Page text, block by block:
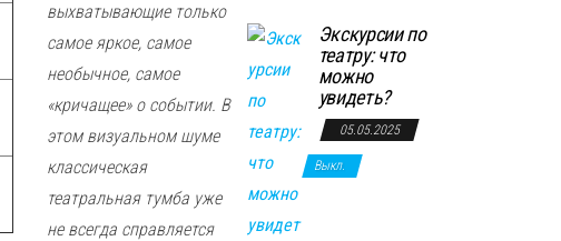
выхватывающие только
самое яркое, самое
необычное, самое
«кричащее» о событии. В
этом визуальном шуме
классическая
театральная тумба уже
не всегда справляется
Экскурсии по
театру: что
можно
увидеть?
05.05.2025
Выкл.